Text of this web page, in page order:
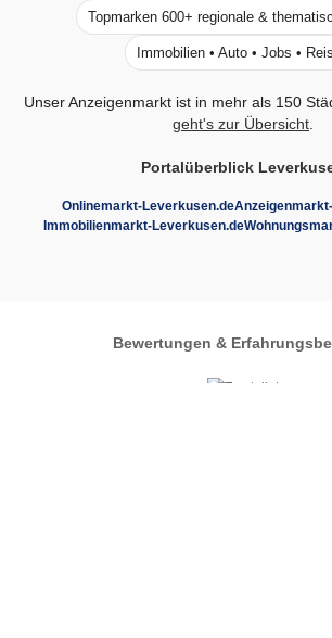
Topmarken 600+ regionale &
Immobilien • Auto • Jobs •
Unser Anzeigenmarkt ist in mehr als 150
geht's zur Übersicht.
Portalüberblick
Onlinemarkt-Leverkusen.de
Immobilienmarkt-Leverkusen.de
Bewertungen &